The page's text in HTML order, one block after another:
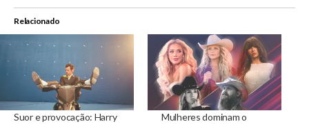
Relacionado
Suor e provocação: Harry
Mulheres dominam o